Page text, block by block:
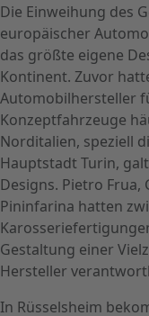
Die Einweihung des
europäischer
das größte eigene
Kontinent. Zuvor
Automobilhersteller
Konzeptfahrzeuge
Norditalien, speziell
Hauptstadt Turin,
Designs. Pietro Frua,
Pininfarina hatten
Gestaltung einer
Hersteller
In Rüsselsheim